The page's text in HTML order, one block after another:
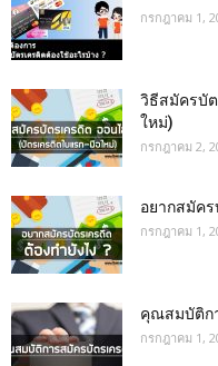
กรกฎาคม 1,
วิธีสมัครบั
ใหม่)
กรกฎาคม 2,
อยากสมัคร
กรกฎาคม 1,
คุณสมบัติก
กรกฎาคม 1,